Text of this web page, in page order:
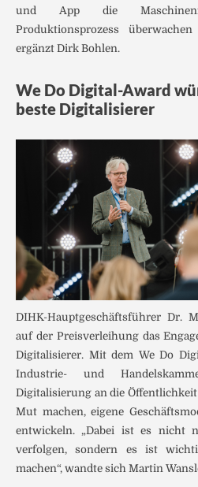
und App die
Produktionsprozess
ergänzt Dirk Bohlen.
We Do Digital-Award
beste Digitalisierer
DIHK-Hauptgeschäftsführer Dr.
auf der Preisverleihung das
Digitalisierer. Mit dem We Do
Industrie- und
Digitalisierung an die
Mut machen, eigene
entwickeln. „Dabei ist es nicht
verfolgen, sondern es ist
machen“, wandte sich Martin